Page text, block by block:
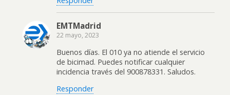
EMTMadrid
22 mayo, 2023
Buenos días. El 010 ya no atiende el servicio
de bicimad. Puedes notificar cualquier
incidencia través del 900878331. Saludos.
Responder